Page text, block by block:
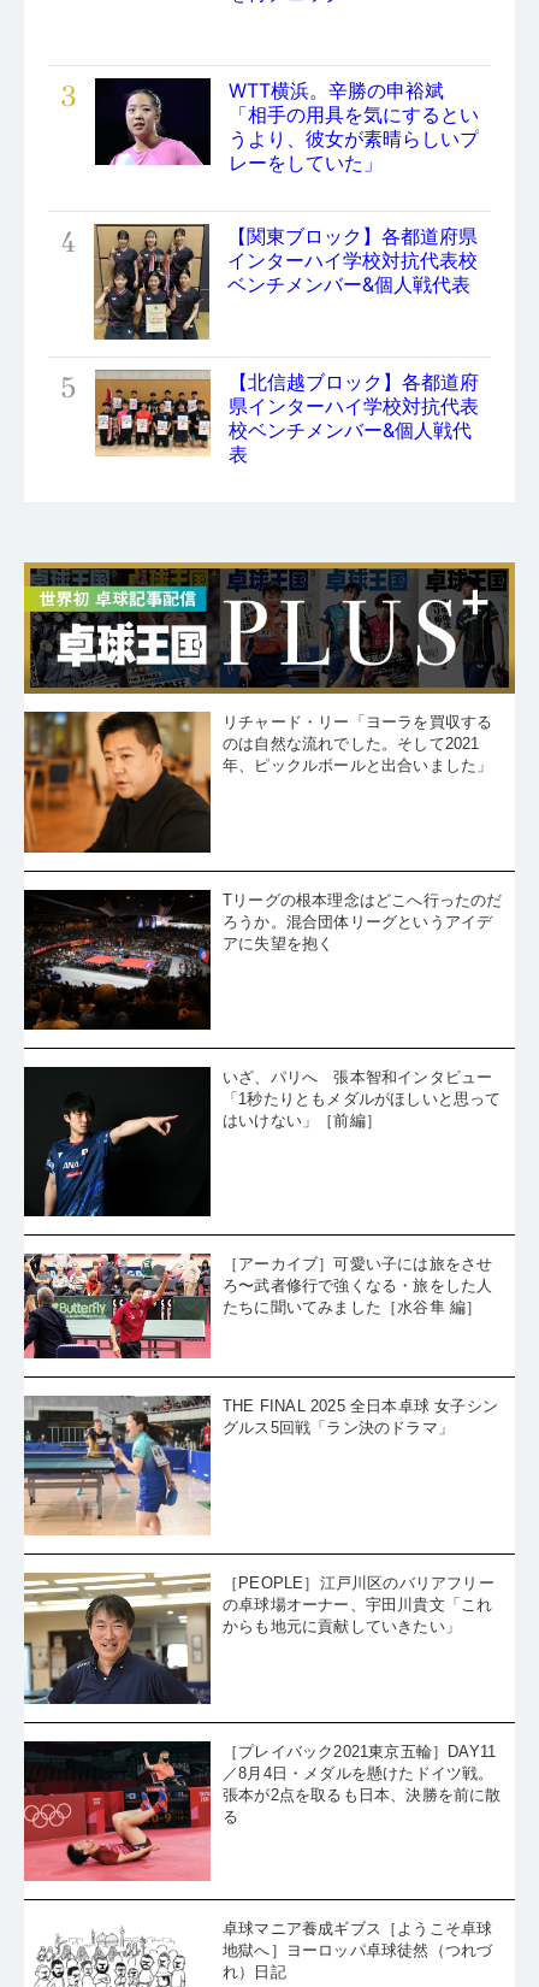
3
WTT横浜。辛勝の申裕斌
「相手の用具を気にするとい
うより、彼女が素晴らしいプ
レーをしていた」
4
【関東ブロック】各都道府県
インターハイ学校対抗代表校
ベンチメンバー&個人戦代表
5
【北信越ブロック】各都道府
県インターハイ学校対抗代表
校ベンチメンバー&個人戦代
表
リチャード・リー「ヨーラを買収する
のは自然な流れでした。そして2021
年、ピックルボールと出合いました」
Tリーグの根本理念はどこへ行ったのだ
ろうか。混合団体リーグというアイデ
アに失望を抱く
いざ、パリへ 張本智和インタビュー
「1秒たりともメダルがほしいと思って
はいけない」［前編］
［アーカイブ］可愛い子には旅をさせ
ろ〜武者修行で強くなる・旅をした人
たちに聞いてみました［水谷隼 編］
THE FINAL 2025 全日本卓球 女子シン
グルス5回戦「ラン決のドラマ」
［PEOPLE］江戸川区のバリアフリー
の卓球場オーナー、宇田川貴文「これ
からも地元に貢献していきたい」
［プレイバック2021東京五輪］DAY11
／8月4日・メダルを懸けたドイツ戦。
張本が2点を取るも日本、決勝を前に散
る
卓球マニア養成ギブス［ようこそ卓球
地獄へ］ヨーロッパ卓球徒然（つれづ
れ）日記